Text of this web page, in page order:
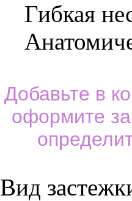
Гибкая
Добавьте в
оформите
Вид